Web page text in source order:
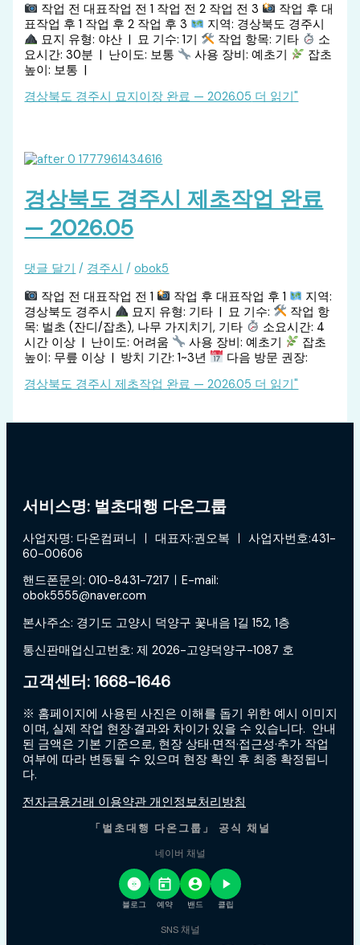
작업 전 대표작업 전 1 작업 전 2 작업 전 3
작업 후 대
표작업 후 1 작업 후 2 작업 후 3
지역: 경상북도 경주시
묘지 유형: 야산 | 묘 기수: 1기
작업 항목: 기타
소
요시간: 30분 | 난이도: 보통
사용 장비: 예초기
잡초
높이: 보통 |
경상북도 경주시 묘지이장 완료 — 2026.05 더 읽기"
경상북도 경주시 제초작업 완료
— 2026.05
댓글 달기 / 경주시 /obok5
작업 전 대표작업 전 1
작업 후 대표작업 후 1
지역:
경상북도 경주시
묘지 유형: 기타 | 묘 기수:
작업 항
목: 벌초 (잔디/잡초), 나무 가지치기, 기타
소요시간: 4
시간 이상 | 난이도: 어려움
사용 장비: 예초기
잡초
높이: 무릎 이상 | 방치 기간: 1~3년
다음 방문 권장:
경상북도 경주시 제초작업 완료 — 2026.05 더 읽기"
서비스명: 벌초대행 다온그룹
사업자명: 다온컴퍼니 ㅣ 대표자:권오복 ㅣ 사업자번호:431-
60-00606
핸드폰문의: 010-8431-7217ㅣE-mail:
obok5555@naver.com
본사주소: 경기도 고양시 덕양구 꽃내음 1길 152, 1층
통신판매업신고번호: 제 2026-고양덕양구-1087 호
고객센터: 1668-1646
※ 홈페이지에 사용된 사진은 이해를 돕기 위한 예시 이미지
이며, 실제 작업 현장·결과와 차이가 있을 수 있습니다. 안내
된 금액은 기본 기준으로, 현장 상태·면적·접근성·추가 작업
여부에 따라 변동될 수 있으며 현장 확인 후 최종 확정됩니
다.
전자금융거래 이용약관 개인정보처리방침
「벌초대행 다온그룹」 공식 채널
네이버 채널
블로그 예약 밴드 클립
SNS 채널